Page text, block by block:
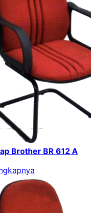
Brother BR 612 A